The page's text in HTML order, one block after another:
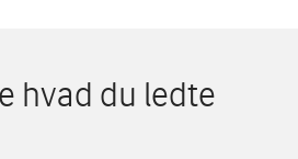
hvad du ledte